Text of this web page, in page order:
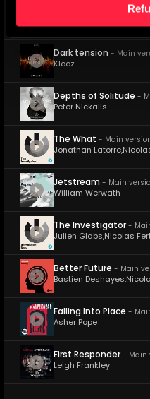
Percussive
Dark tension - Main
Klooz
Depths of Solitude -
Peter Nickalls
The What - Main
Jonathan Latorre,
Jetstream - Main
William Werwath
The Investigator -
Julien Glabs,Nicolas
Better Future - Main
Bastien Deshayes,
Falling Into Place -
Asher Pope
First Responder - Main
Leigh Frankley